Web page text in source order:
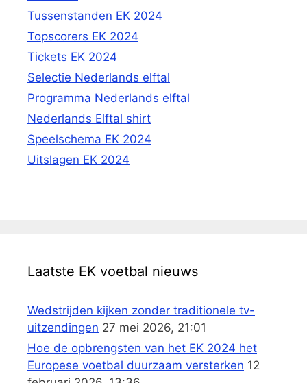
Tussenstanden EK 2024
Topscorers EK 2024
Tickets EK 2024
Selectie Nederlands elftal
Programma Nederlands elftal
Nederlands Elftal shirt
Speelschema EK 2024
Uitslagen EK 2024
Laatste EK voetbal nieuws
Wedstrijden kijken zonder traditionele tv-
uitzendingen 27 mei 2026, 21:01
Hoe de opbrengsten van het EK 2024 het
Europese voetbal duurzaam versterken 12